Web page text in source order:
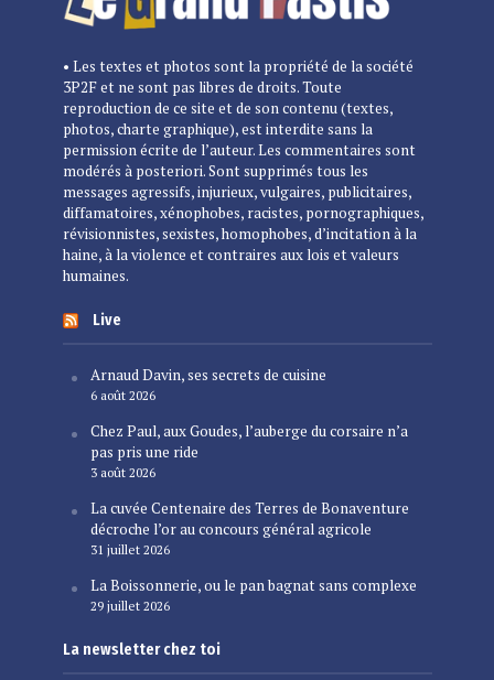
• Les textes et photos sont la propriété de la société
3P2F et ne sont pas libres de droits. Toute
reproduction de ce site et de son contenu (textes,
photos, charte graphique), est interdite sans la
permission écrite de l’auteur. Les commentaires sont
modérés à posteriori. Sont supprimés tous les
messages agressifs, injurieux, vulgaires, publicitaires,
diffamatoires, xénophobes, racistes, pornographiques,
révisionnistes, sexistes, homophobes, d’incitation à la
haine, à la violence et contraires aux lois et valeurs
humaines.
Live
Arnaud Davin, ses secrets de cuisine
6 août 2026
Chez Paul, aux Goudes, l’auberge du corsaire n’a
pas pris une ride
3 août 2026
La cuvée Centenaire des Terres de Bonaventure
décroche l’or au concours général agricole
31 juillet 2026
La Boissonnerie, ou le pan bagnat sans complexe
29 juillet 2026
La newsletter chez toi